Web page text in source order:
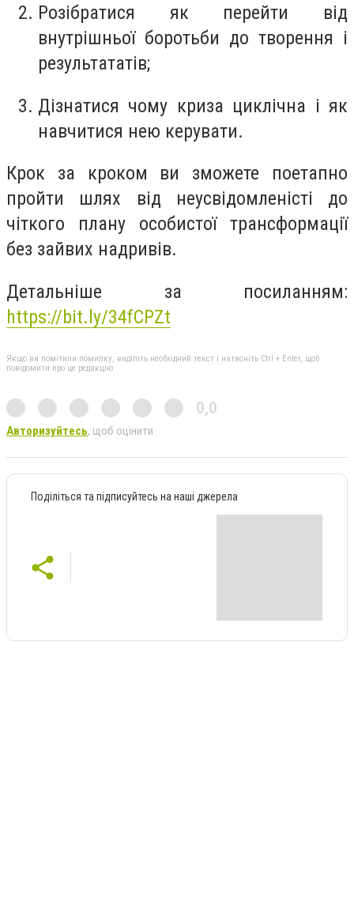
Розібратися як перейти від
внутрішньої боротьби до творення і
результататів;
Дізнатися чому криза циклічна і як
навчитися нею керувати.
Крок за кроком ви зможете поетапно
пройти шлях від неусвідомленісті до
чіткого плану особистої трансформації
без зайвих надривів.
Детальніше за посиланням:
https://bit.ly/34fCPZt
Якщо ви помітили помилку, виділіть необхідний текст і натисніть Ctrl + Enter, щоб
повідомити про це редакцію
0,0
Авторизуйтесь, щоб оцінити
Поділіться та підписуйтесь на наші джерела